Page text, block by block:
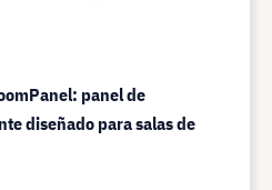
panel de
diseñado para salas de